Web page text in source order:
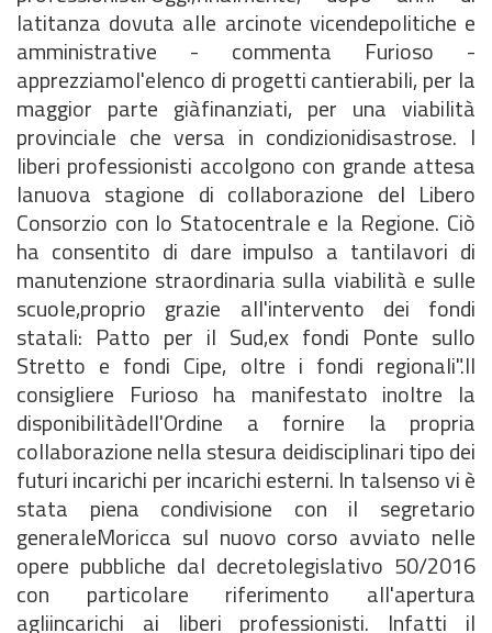
latitanza dovuta alle arcinote vicendepolitiche e
amministrative - commenta Furioso -
apprezziamol'elenco di progetti cantierabili, per la
maggior parte giàfinanziati, per una viabilità
provinciale che versa in condizionidisastrose. I
liberi professionisti accolgono con grande attesa
lanuova stagione di collaborazione del Libero
Consorzio con lo Statocentrale e la Regione. Ciò
ha consentito di dare impulso a tantilavori di
manutenzione straordinaria sulla viabilità e sulle
scuole,proprio grazie all'intervento dei fondi
statali: Patto per il Sud,ex fondi Ponte sullo
Stretto e fondi Cipe, oltre i fondi regionali".Il
consigliere Furioso ha manifestato inoltre la
disponibilitàdell'Ordine a fornire la propria
collaborazione nella stesura deidisciplinari tipo dei
futuri incarichi per incarichi esterni. In talsenso vi è
stata piena condivisione con il segretario
generaleMoricca sul nuovo corso avviato nelle
opere pubbliche dal decretolegislativo 50/2016
con particolare riferimento all'apertura
agliincarichi ai liberi professionisti. Infatti il